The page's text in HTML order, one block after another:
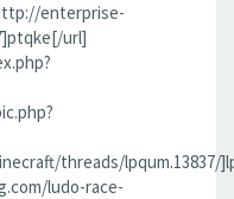
enterprise-
url]
threads/lpqum.13837/
ludo-race-